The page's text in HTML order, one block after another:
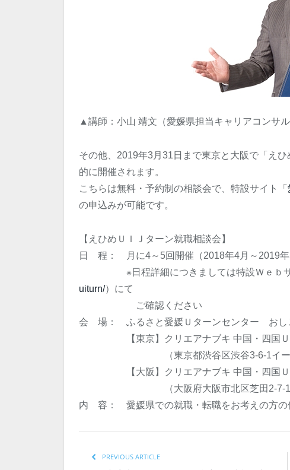
▲講師：小山 靖文（愛媛県担当キャリアコンサル
その他、2019年3月31日まで東京と大阪で「え
的に開催されます。
こちらは無料・予約制の相談会で、特設サイト「
の申込みが可能です。
【えひめＵＩＪターン就職相談会】
日 程： 月に4～5回開催（2018年4月～2019
※日程詳細につきましては特設Ｗｅｂサ
uiturn/）にて
ご確認ください
会 場： ふるさと愛媛Ｕターンセンター おし
【東京】クリエアナブキ 中国・四国ＵＩ
（東京都渋谷区渋谷3-6-1イースト
【大阪】クリエアナブキ 中国・四国ＵＩ
（大阪府大阪市北区芝田2-7-18オー
内 容： 愛媛県での就職・転職をお考えの方の
PREVIOUS ARTICLE